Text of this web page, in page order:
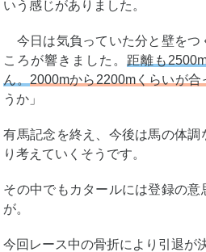
いう感じがありました。
今日は気負っていた分と壁をつ
ころが響きました。 距離も
ん。 2000mから2200mくらいが合
うか」
有馬記念を終え、今後は馬の体調
り考えていくそうです。
その中でもカタールには登録の
が。
今回レース中の骨折により引退が